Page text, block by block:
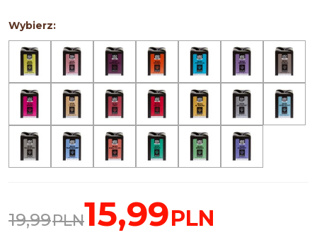
Wybierz:
19,99PLN15,99PLN